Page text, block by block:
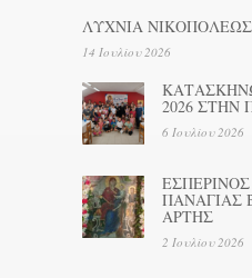
ΛΥΧΝΙΑ ΝΙΚΟΠΟΛΕΩΣ
14 Ιουλίου 2026
2026 ΣΤΗΝ
6 Ιουλίου 2026
ΠΑΝΑΓΙΑΣ
ΑΡΤΗΣ
2 Ιουλίου 2026